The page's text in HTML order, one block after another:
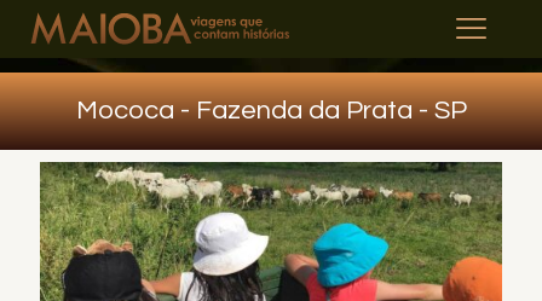
Mococa - Fazenda da Prata - SP